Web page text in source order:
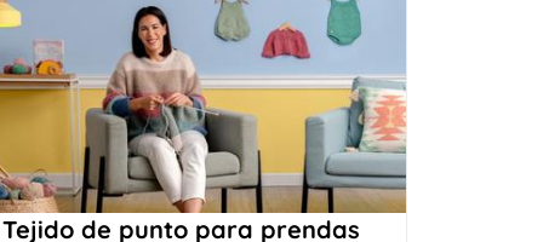
Tejido de punto para prendas